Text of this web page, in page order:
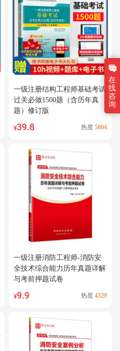
一级注册结构工程师基础考试
过关必做1500题（含历年真
题）修订版
¥39.8 热度 5804
一级注册消防工程师-消防安
全技术综合能力历年真题详解
与考前押题试卷
¥9.9 热度 4329
在
线
咨
询